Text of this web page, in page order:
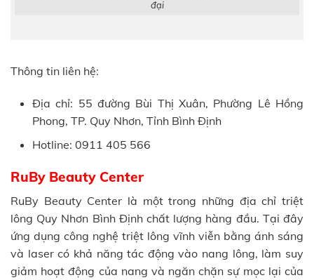
đại
Thông tin liên hệ:
Địa chỉ: 55 đường Bùi Thị Xuân, Phường Lê Hồng
Phong, TP. Quy Nhơn, Tỉnh Bình Định
Hotline: 0911 405 566
RuBy Beauty Center
RuBy Beauty Center là một trong những địa chỉ triệt
lông Quy Nhơn Bình Định chất lượng hàng đầu. Tại đây
ứng dụng công nghệ triệt lông vĩnh viễn bằng ánh sáng
và laser có khả năng tác động vào nang lông, làm suy
giảm hoạt động của nang và ngăn chặn sự mọc lại của